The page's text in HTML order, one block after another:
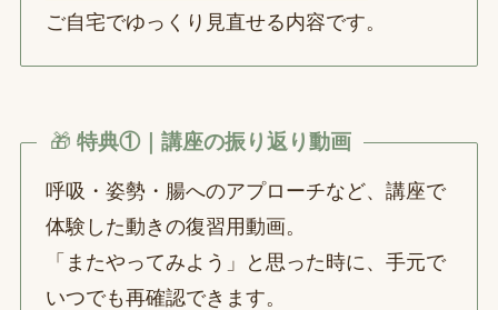
ご自宅でゆっくり見直せる内容です。
🎁 特典①｜講座の振り返り動画
呼吸・姿勢・腸へのアプローチなど、講座で
体験した動きの復習用動画。
「またやってみよう」と思った時に、手元で
いつでも再確認できます。